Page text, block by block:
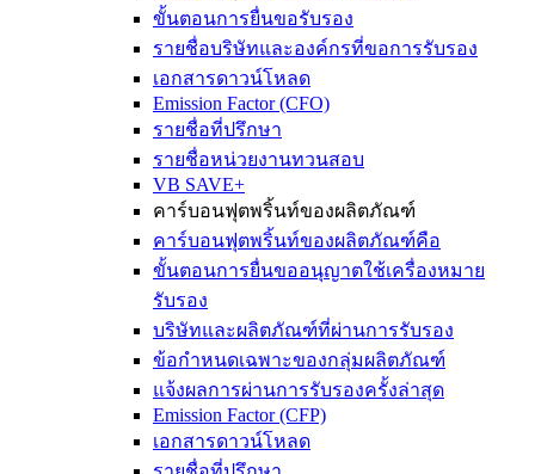
ขั้นตอนการยื่นขอรับรอง
รายชื่อบริษัทและองค์กรที่ขอการรับรอง
เอกสารดาวน์โหลด
Emission Factor (CFO)
รายชื่อที่ปรึกษา
รายชื่อหน่วยงานทวนสอบ
VB SAVE+
คาร์บอนฟุตพริ้นท์ของผลิตภัณฑ์
คาร์บอนฟุตพริ้นท์ของผลิตภัณฑ์คือ
ขั้นตอนการยื่นขออนุญาตใช้เครื่องหมาย
รับรอง
บริษัทและผลิตภัณฑ์ที่ผ่านการรับรอง
ข้อกำหนดเฉพาะของกลุ่มผลิตภัณฑ์
แจ้งผลการผ่านการรับรองครั้งล่าสุด
Emission Factor (CFP)
เอกสารดาวน์โหลด